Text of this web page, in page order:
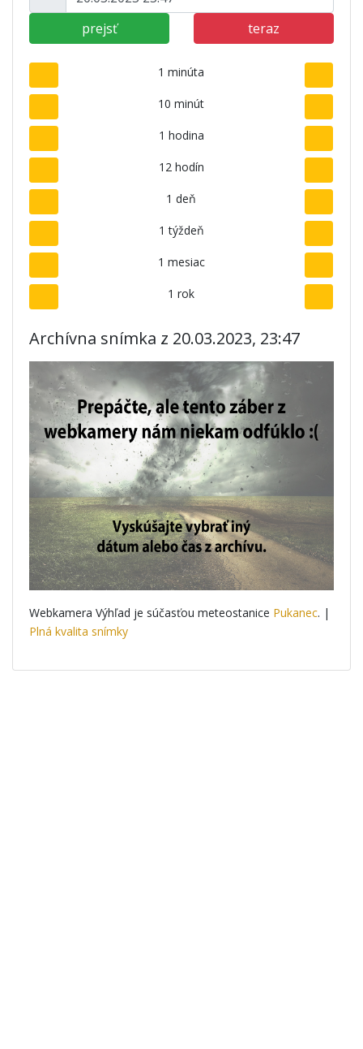
prejsť teraz
1 minúta
10 minút
1 hodina
12 hodín
1 deň
1 týždeň
1 mesiac
1 rok
Archívna snímka z 20.03.2023, 23:47
Webkamera Výhľad je súčasťou meteostanice Pukanec. |
Plná kvalita snímky